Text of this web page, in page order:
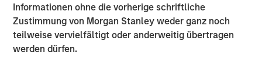
Informationen ohne die vorherige schriftliche
Zustimmung von Morgan Stanley weder ganz noch
teilweise vervielfältigt oder anderweitig übertragen
werden dürfen.
About MorningStar Senior Living
An integrated developer, owner and operator of premier
retirement communities, MorningStar’s portfolio